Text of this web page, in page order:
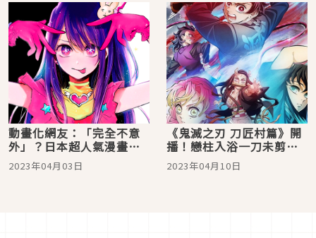
動畫化網友：「完全不意
外」？日本超人氣漫畫
《【我推的孩子】 》魅力
介紹
2023年04月03日
《鬼滅之刃 刀匠村篇》開
播！戀柱入浴一刀未剪、
網友眼尖找到大哥催淚點
2023年04月10日